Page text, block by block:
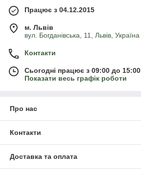
Працює з 04.12.2015
м. Львів
вул. Богданівська, 11, Львів, Україна
Контакти
Сьогодні працює з 09:00 до 15:00
Показати весь графік роботи
Про нас
Контакти
Доставка та оплата